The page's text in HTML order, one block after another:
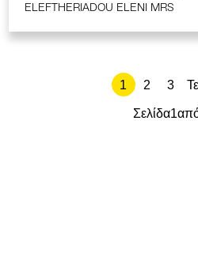
ELEFTHERIADOU ELENI MRS
1 2 3
Σελίδα1